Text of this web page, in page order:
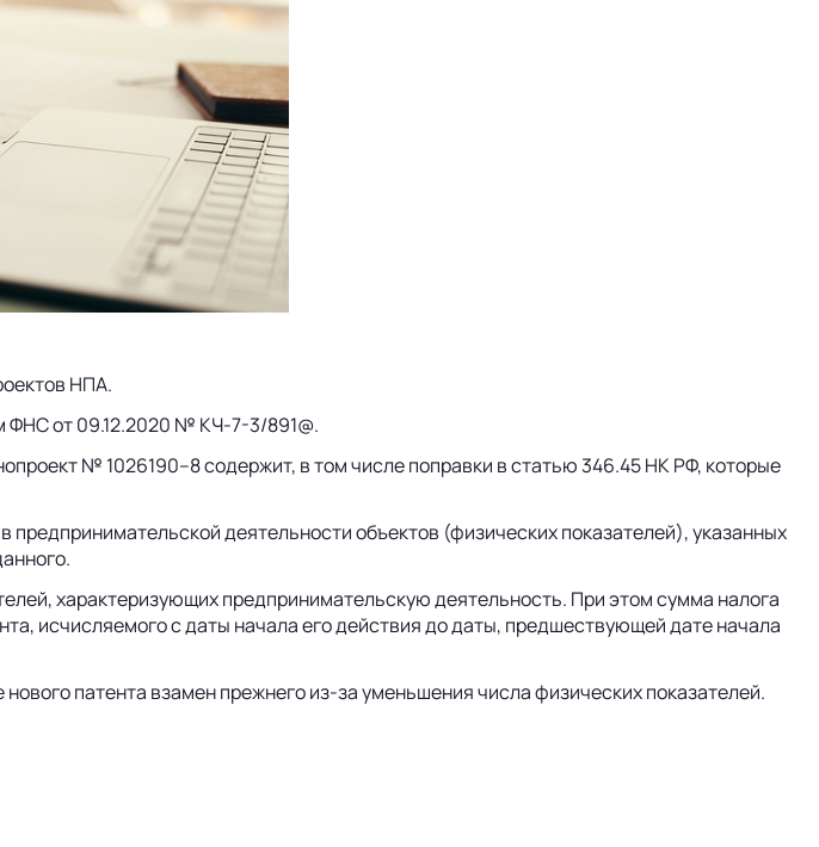
НПА.
ФНС от 09.12.2020 № КЧ-7-3/891@.
№ 1026190–8 содержит, в том числе поправки в статью 346.45 НК РФ, которые
деятельности объектов (физических показателей), указанных
характеризующих предпринимательскую деятельность. При этом сумма налога
исчисляемого с даты начала его действия до даты, предшествующей дате начала
патента взамен прежнего из-за уменьшения числа физических показателей.